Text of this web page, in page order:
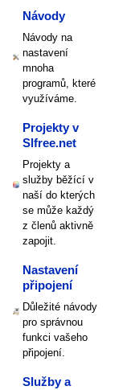
Návody
Návody na
nastavení
mnoha
programů, které
využíváme.
Projekty v
Slfree.net
Projekty a
služby běžící v
naší do kterých
se může každý
z členů aktivně
zapojit.
Nastavení
připojení
Důležité návody
pro správnou
funkci vašeho
připojení.
Služby a